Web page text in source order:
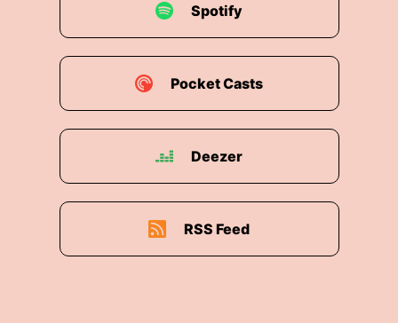
Spotify
Pocket Casts
Deezer
RSS Feed